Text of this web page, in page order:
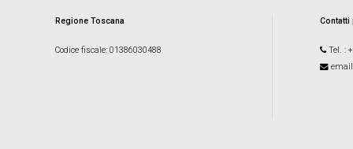
Regione Toscana
Codice fiscale: 01386030488 Tel. :
email